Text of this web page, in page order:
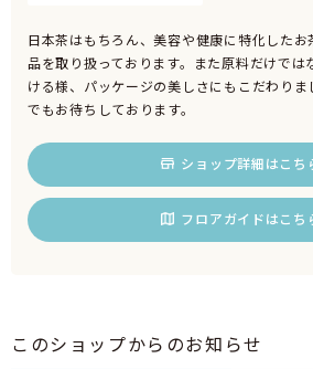
日本茶はもちろん、美容や健康に特化した
品を取り扱っております。また原料だけでは
ける様、パッケージの美しさにもこだわり
でもお待ちしております。
ショップ詳細はこち
フロアガイドはこち
このショップからのお知らせ